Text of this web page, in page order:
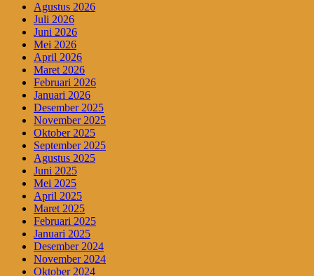
Agustus 2026
Juli 2026
Juni 2026
Mei 2026
April 2026
Maret 2026
Februari 2026
Januari 2026
Desember 2025
November 2025
Oktober 2025
September 2025
Agustus 2025
Juni 2025
Mei 2025
April 2025
Maret 2025
Februari 2025
Januari 2025
Desember 2024
November 2024
Oktober 2024